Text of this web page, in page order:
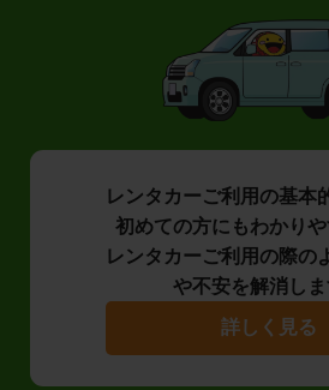
レンタカーご利用の基本
初めての方にもわかりや
レンタカーご利用の際の
や不安を解消しま
詳しく見る